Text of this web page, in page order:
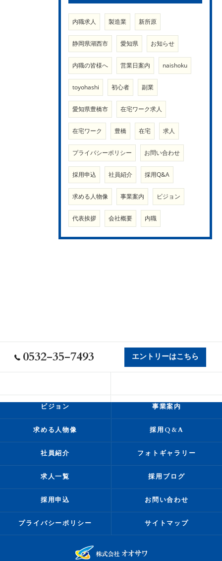
内職求人 製造業 新所原
静岡県湖西市 愛知県 お知らせ
内職の皆様へ 営業日案内 naishoku
toyohashi 初心者 副業
愛知県豊橋市 在宅ワーク求人
在宅ワーク 豊橋 在宅 求人
プライバシーポリシー お問い合わせ
採用申込 社員紹介 採用Q&A
求める人物像 事業案内 ビジョン
代表挨拶 会社概要 内職
0532-35-7493 エントリーはこちら
ビジョン 事業案内
求める人物像 採用Q&A
社員紹介 フォトギャラリー
求人一覧 採用ブログ
採用申込 お問い合わせ
プライバシーポリシー サイトマップ